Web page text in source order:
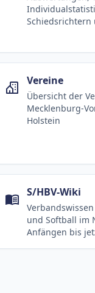
Schiedsrichtern
Vereine
Übersicht der
Mecklenburg-
Holstein
S/HBV-Wiki
und Softball im
Anfängen bis